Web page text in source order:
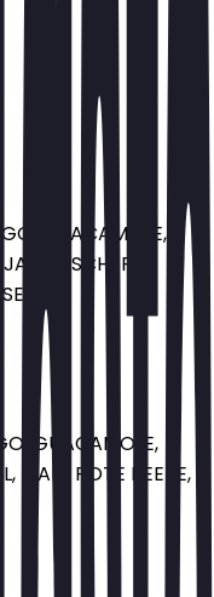
GUACAMOLE,
GUACAMOLE,
MAIS, ROTE BEETE,